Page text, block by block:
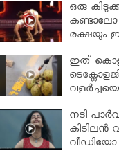
ഒരു
കണ്ടാലോ
രക്ഷയും
ഇത്
നടി
കിടിലൻ
വീഡിയോ